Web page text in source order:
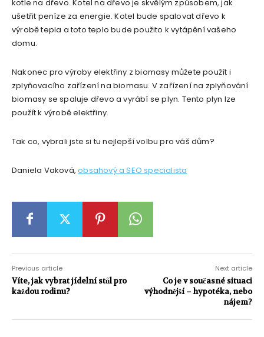
kotle na dřevo. Kotel na dřevo je skvělým způsobem, jak
ušetřit peníze za energie. Kotel bude spalovat dřevo k
výrobě tepla a toto teplo bude použito k vytápění vašeho
domu.
Nakonec pro výroby elektřiny z biomasy můžete použít i
zplyňovacího zařízení na biomasu. V zařízení na zplyňování
biomasy se spaluje dřevo a vyrábí se plyn. Tento plyn lze
použít k výrobě elektřiny.
Tak co, vybrali jste si tu nejlepší volbu pro váš dům?
Daniela Vaková,obsahový a SEO specialista
Previous article
Víte, jak vybrat jídelní stůl pro
každou rodinu?
Next article
Co je v současné situaci
výhodnější – hypotéka, nebo
nájem?